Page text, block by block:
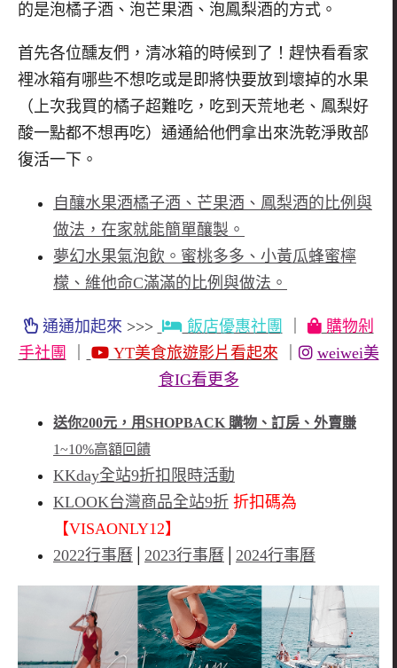
的是泡橘子酒、泡芒果酒、泡鳳梨酒的方式。
首先各位醺友們，清冰箱的時候到了！ 趕快看看家
裡冰箱有哪些不想吃或是即將快要放到壞掉的水果
（上次我買的橘子超難吃，吃到天荒地老、鳳梨好
酸一點都不想再吃） 通通給他們拿出來洗乾淨敗部
復活一下。
自釀水果酒橘子酒、芒果酒、鳳梨酒的比例與
做法，在家就能簡單釀製。
夢幻水果氣泡飲。蜜桃多多、小黃瓜蜂蜜檸
檬、維他命C滿滿的比例與做法。
通通加起來 >>> 飯店優惠社團
購物剁
手社團
YT美食旅遊影片看起來
weiwei美
食IG看更多
送你200元，用SHOPBACK 購物、訂房、外賣賺
1~10%高額回饋
KKday全站9折扣限時活動
KLOOK台灣商品全站9折 折扣碼為
【VISAONLY12】
2022行事曆
2023行事曆 2024行事曆